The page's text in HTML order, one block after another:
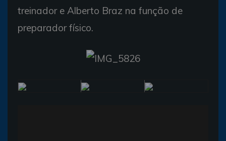
treinador e Alberto Braz na função de
preparador físico.